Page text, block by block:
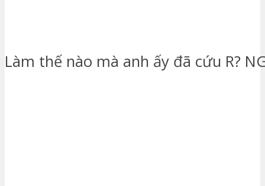
Làm thế nào mà anh ấy đã cứu R?